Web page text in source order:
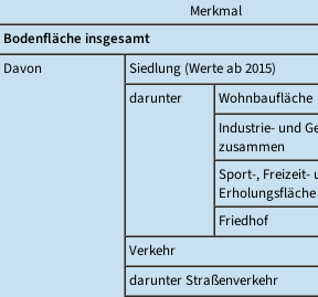
Merkmal
Bodenfläche insgesamt
Davon
Siedlung (Werte ab 2015)
darunter
Wohnbaufläche
Industrie- und
zusammen
Sport-, Freizeit-
Friedhof
Verkehr
darunter Straßenverkehr